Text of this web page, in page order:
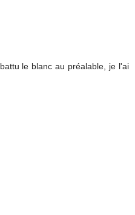
le blanc au préalable, je l'ai